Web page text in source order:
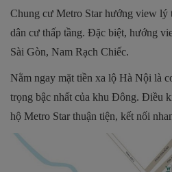
Chung cư Metro Star hướng view lý
dân cư thấp tầng. Đặc biệt, hướng
Sài Gòn, Nam Rạch Chiếc.
Nằm ngay mặt tiền xa lộ Hà Nội là
trọng bậc nhất của khu Đông. Điều
hộ Metro Star thuận tiện, kết nối